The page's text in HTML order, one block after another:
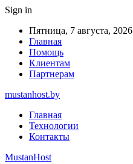
Sign in
Пятница, 7 августа, 2026
Главная
Помощь
Клиентам
Партнерам
mustanhost.by
Главная
Технологии
Контакты
MustanHost